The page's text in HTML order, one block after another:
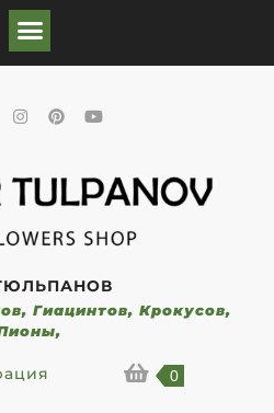
Гиацинтов, Крокусов,
0